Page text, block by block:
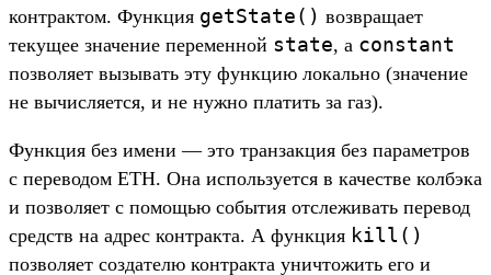
контрактом. Функция getState() возвращает
текущее значение переменной state, а constant
позволяет вызывать эту функцию локально (значение
не вычисляется, и не нужно платить за газ).
Функция без имени — это транзакция без параметров
с переводом ETH. Она используется в качестве колбэка
и позволяет с помощью события отслеживать перевод
средств на адрес контракта. А функция kill()
позволяет создателю контракта уничтожить его и